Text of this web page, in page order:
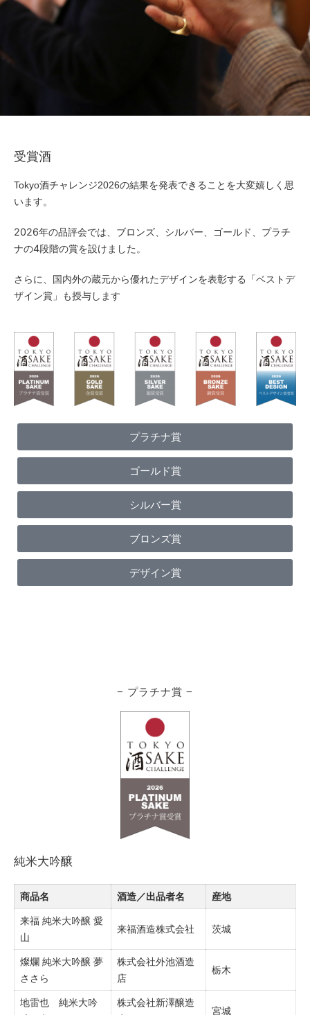
受賞酒
Tokyo酒チャレンジ2026の結果を発表できることを大変嬉しく思
います。
2026年の品評会では、ブロンズ、シルバー、ゴールド、プラチ
ナの4段階の賞を設けました。
さらに、国内外の蔵元から優れたデザインを表彰する「ベストデ
ザイン賞」も授与します
プラチナ賞
ゴールド賞
シルバー賞
ブロンズ賞
デザイン賞
− プラチナ賞 −
純米大吟醸
商品名 酒造／出品者名 産地
来福 純米大吟醸 愛
山
来福酒造株式会社 茨城
燦爛 純米大吟醸 夢
ささら
株式会社外池酒造
店
栃木
地雷也 純米大吟
株式会社新澤醸造
宮城